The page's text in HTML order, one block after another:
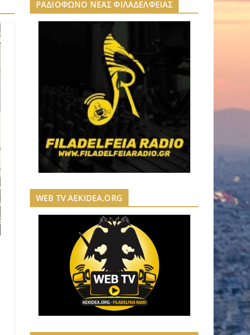
ΡΑΔΙΟΦΩΝΟ ΝΕΑΣ ΦΙΛΑΔΕΛΦΕΙΑΣ
WEB TV AEKIDEA.ORG